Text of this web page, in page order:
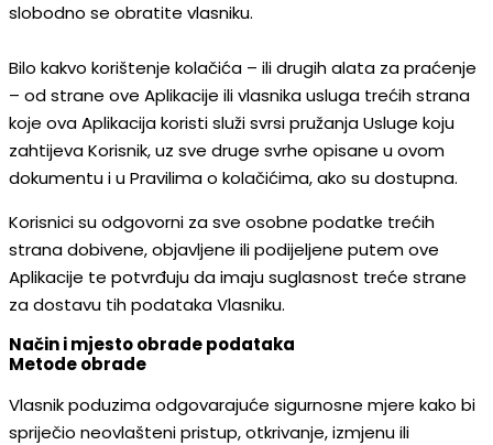
slobodno se obratite vlasniku.
Bilo kakvo korištenje kolačića – ili drugih alata za praćenje
– od strane ove Aplikacije ili vlasnika usluga trećih strana
koje ova Aplikacija koristi služi svrsi pružanja Usluge koju
zahtijeva Korisnik, uz sve druge svrhe opisane u ovom
dokumentu i u Pravilima o kolačićima, ako su dostupna.
Korisnici su odgovorni za sve osobne podatke trećih
strana dobivene, objavljene ili podijeljene putem ove
Aplikacije te potvrđuju da imaju suglasnost treće strane
za dostavu tih podataka Vlasniku.
Način i mjesto obrade podataka
Metode obrade
Vlasnik poduzima odgovarajuće sigurnosne mjere kako bi
spriječio neovlašteni pristup, otkrivanje, izmjenu ili